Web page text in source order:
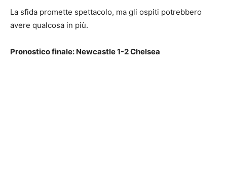
La sfida promette spettacolo, ma gli ospiti potrebbero
avere qualcosa in più.
Pronostico finale: Newcastle 1-2 Chelsea